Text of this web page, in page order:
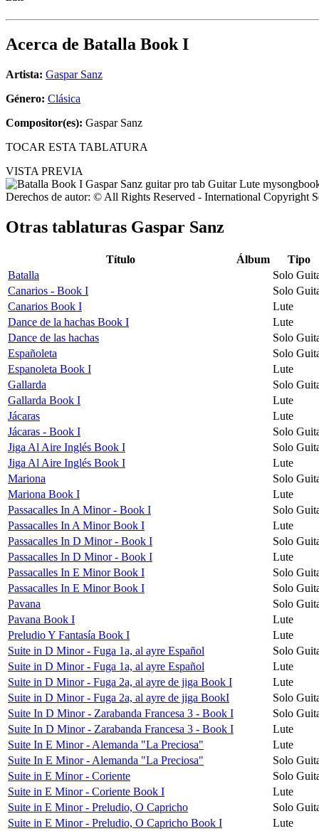
Acerca de Batalla Book I
Artista: Gaspar Sanz
Género: Clásica
Compositor(es): Gaspar Sanz
TOCAR ESTA TABLATURA
VISTA PREVIA
Derechos de autor: © All Rights Reserved - International Copyright
Otras tablaturas Gaspar Sanz
Título Álbum
Tipo
Batalla
Solo
Canarios - Book I
Solo
Canarios Book I
Lute
Dance de la hachas Book I
Lute
Dance de las hachas
Solo
Españoleta
Solo
Espanoleta Book I
Lute
Gallarda
Solo
Gallarda Book I
Lute
Jácaras
Lute
Jácaras - Book I
Solo
Jiga Al Aire Inglés Book I
Solo
Jiga Al Aire Inglés Book I
Lute
Mariona
Solo
Mariona Book I
Lute
Passacalles In A Minor - Book I
Solo
Passacalles In A Minor Book I
Lute
Passacalles In D Minor - Book I
Solo
Passacalles In D Minor - Book I
Lute
Passacalles In E Minor Book I
Solo
Passacalles In E Minor Book I
Solo
Pavana
Solo
Pavana Book I
Lute
Preludio Y Fantasía Book I
Lute
Suite in D Minor - Fuga 1a, al ayre Español
Solo
Suite in D Minor - Fuga 1a, al ayre Español
Lute
Suite in D Minor - Fuga 2a, al ayre de jiga Book I
Lute
Suite in D Minor - Fuga 2a, al ayre de jiga BookI
Solo
Suite In D Minor - Zarabanda Francesa 3 - Book I
Solo
Suite In D Minor - Zarabanda Francesa 3 - Book I
Lute
Suite In E Minor - Alemanda "La Preciosa"
Lute
Suite In E Minor - Alemanda "La Preciosa"
Solo
Suite in E Minor - Coriente
Solo
Suite in E Minor - Coriente Book I
Lute
Suite in E Minor - Preludio, O Capricho
Solo
Suite in E Minor - Preludio, O Capricho Book I
Lute